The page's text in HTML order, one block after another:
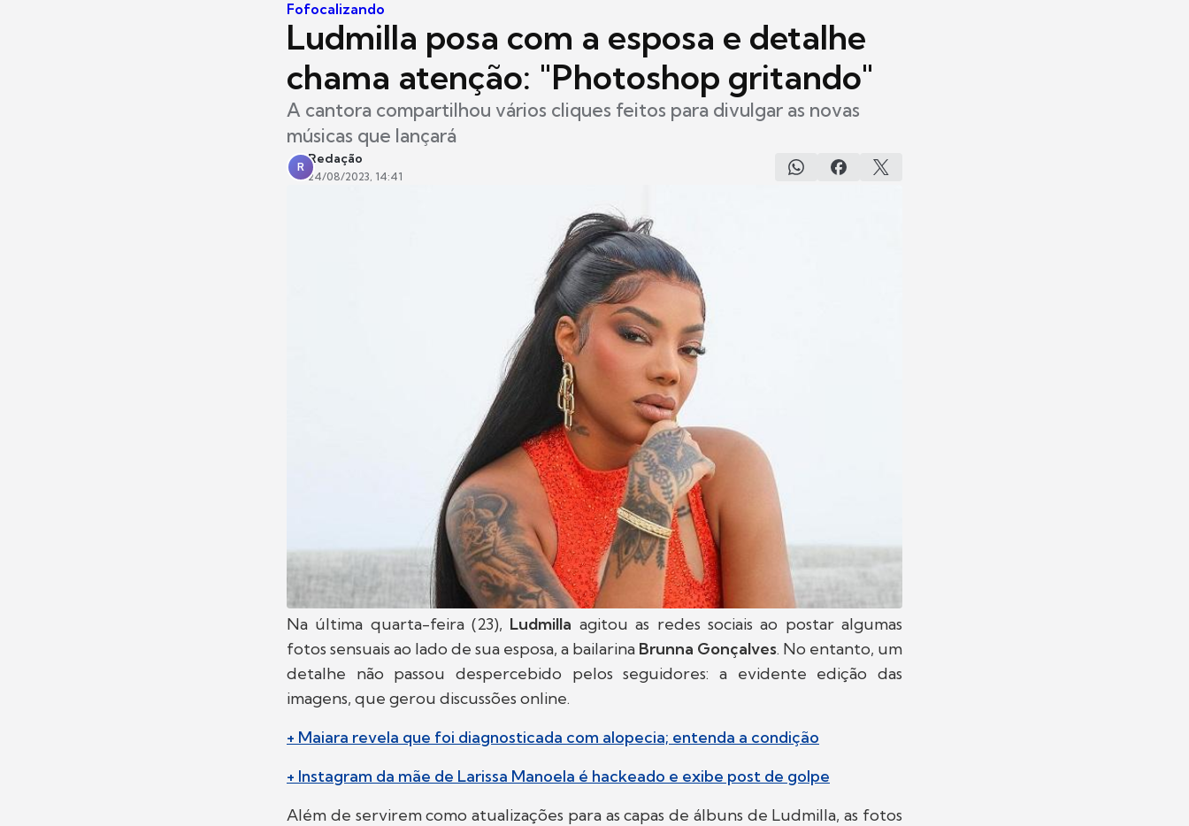
Fofocalizando
Ludmilla posa com a esposa e detalhe
chama atenção: "Photoshop gritando"
A cantora compartilhou vários cliques feitos para divulgar as novas
músicas que lançará
R
Redação
24/08/2023, 14:41
Na última quarta-feira (23), Ludmilla agitou as redes sociais ao postar algumas
fotos sensuais ao lado de sua esposa, a bailarina Brunna Gonçalves. No entanto, um
detalhe não passou despercebido pelos seguidores: a evidente edição das
imagens, que gerou discussões online.
+ Maiara revela que foi diagnosticada com alopecia; entenda a condição
+ Instagram da mãe de Larissa Manoela é hackeado e exibe post de golpe
Além de servirem como atualizações para as capas de álbuns de Ludmilla, as fotos